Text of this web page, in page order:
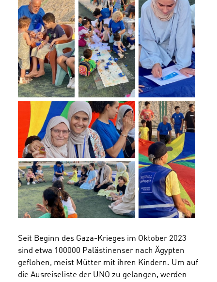
Seit Beginn des Gaza-Krieges im Oktober 2023
sind etwa 100000 Palästinenser nach Ägypten
geflohen, meist Mütter mit ihren Kindern. Um auf
die Ausreiseliste der UNO zu gelangen, werden